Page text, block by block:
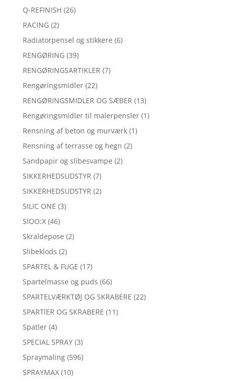
Q-REFINISH (26)
RACING (2)
Radiatorpensel og stikkere (6)
RENGØRING (39)
RENGØRINGSARTIKLER (7)
Rengøringsmidler (22)
RENGØRINGSMIDLER OG SÆBER (13)
Rengøringsmidler til malerpensler (1)
Rensning af beton og murværk (1)
Rensning af terrasse og hegn (2)
Sandpapir og slibesvampe (2)
SIKKERHEDSUDSTYR (7)
SIKKERHEDSUDSTYR (2)
SILIC ONE (3)
SIOO:X (46)
Skraldepose (2)
Slibeklods (2)
SPARTEL & FUGE (17)
Spartelmasse og puds (66)
SPARTELVÆRKTØJ OG SKRABERE (22)
SPARTlER OG SKRABERE (11)
Spatler (4)
SPECIAL SPRAY (3)
Spraymaling (596)
SPRAYMAX (10)